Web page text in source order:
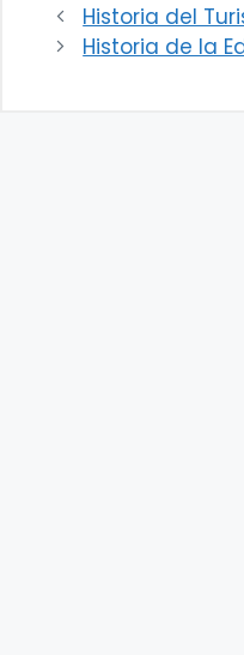
Historia del
Historia de la